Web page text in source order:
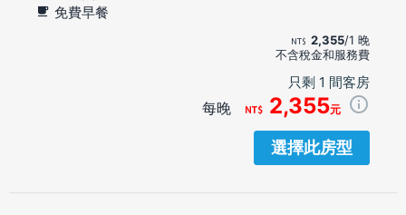
免費早餐
2,355/1 晚
不含稅金和服務費
只剩 1 間客房
每晚 2,355元
選擇此房型